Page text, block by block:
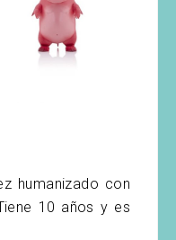
humanizado con
10 años y es